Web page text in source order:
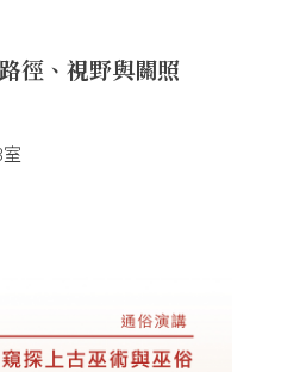
徑、視野與關照